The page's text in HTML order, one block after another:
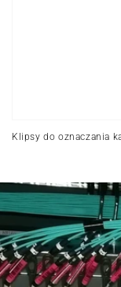
Klipsy do oznaczania